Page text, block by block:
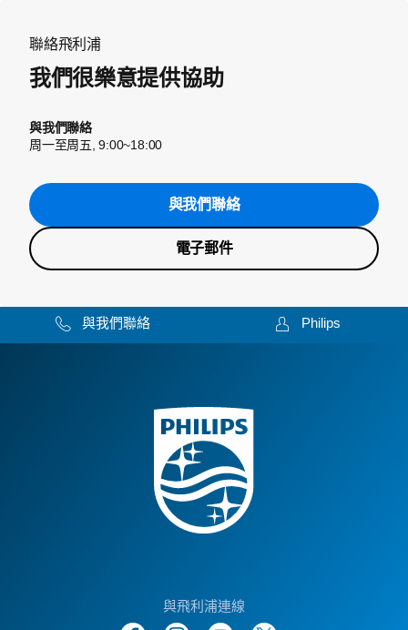
聯絡飛利浦
我們很樂意提供協助
與我們聯絡
周一至周五, 9:00~18:00
與我們聯絡
電子郵件
與我們聯絡 Philips
與飛利浦連線